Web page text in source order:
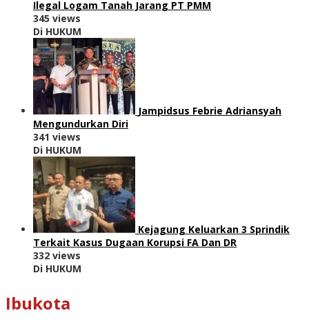
Ilegal Logam Tanah Jarang PT PMM
345 views
Di HUKUM
Jampidsus Febrie Adriansyah
Mengundurkan Diri
341 views
Di HUKUM
Kejagung Keluarkan 3 Sprindik
Terkait Kasus Dugaan Korupsi FA Dan DR
332 views
Di HUKUM
Ibukota